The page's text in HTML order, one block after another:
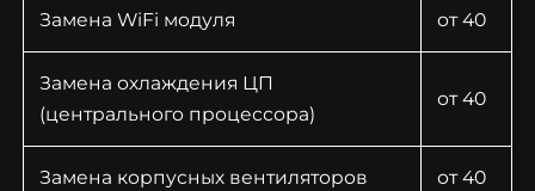
Замена WiFi модуля от 40
Замена охлаждения ЦП
(центрального процессора)
от 40
Замена корпусных вентиляторов от 40